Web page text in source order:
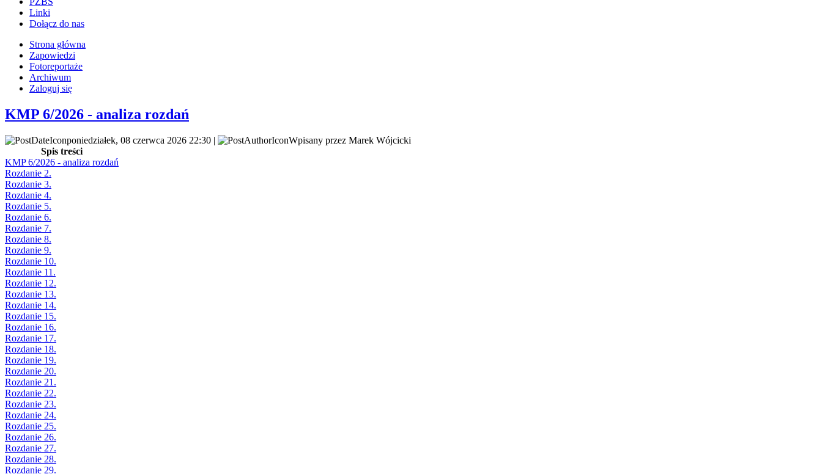
Linki
Dołącz do nas
Strona główna
Zapowiedzi
Fotoreportaże
Archiwum
Zaloguj się
KMP 6/2026 - analiza rozdań
poniedziałek, 08 czerwca 2026 22:30 |
Wpisany przez Marek Wójcicki
Spis treści
KMP 6/2026 - analiza rozdań
Rozdanie 2.
Rozdanie 3.
Rozdanie 4.
Rozdanie 5.
Rozdanie 6.
Rozdanie 7.
Rozdanie 8.
Rozdanie 9.
Rozdanie 10.
Rozdanie 11.
Rozdanie 12.
Rozdanie 13.
Rozdanie 14.
Rozdanie 15.
Rozdanie 16.
Rozdanie 17.
Rozdanie 18.
Rozdanie 19.
Rozdanie 20.
Rozdanie 21.
Rozdanie 22.
Rozdanie 23.
Rozdanie 24.
Rozdanie 25.
Rozdanie 26.
Rozdanie 27.
Rozdanie 28.
Rozdanie 29.